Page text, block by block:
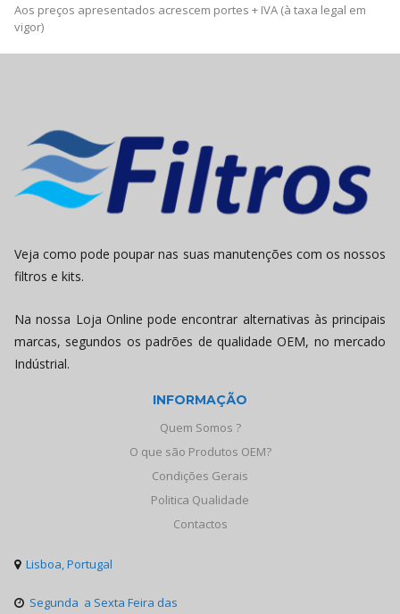
Aos preços apresentados acrescem portes + IVA (à taxa legal em
vigor)
Veja como pode poupar nas suas manutenções com os nossos
filtros e kits.
Na nossa Loja Online pode encontrar alternativas às principais
marcas, segundos os padrões de qualidade OEM, no mercado
Indústrial.
INFORMAÇÃO
Quem Somos ?
O que são Produtos OEM?
Condições Gerais
Politica Qualidade
Contactos
 Lisboa, Portugal
 Segunda a Sexta Feira das